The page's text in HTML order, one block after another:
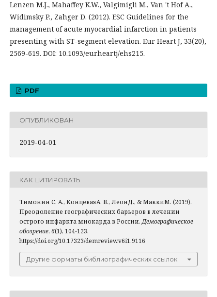
Lenzen M.J., Mahaffey K.W., Valgimigli M., Van 't Hof A.,
Widimsky P., Zahger D. (2012). ESC Guidelines for the
management of acute myocardial infarction in patients
presenting with ST-segment elevation. Eur Heart J, 33(20),
2569-619. DOI: 10.1093/eurheartj/ehs215.
PDF
ОПУБЛИКОВАН
2019-04-01
КАК ЦИТИРОВАТЬ
Тимонин С. А., КонцеваяА. В., ЛеонД., & МаккиМ. (2019).
Преодоление географических барьеров в лечении
острого инфаркта миокарда в России.Демографическое
обозрение, 6(1), 104-123.
https://doi.org/10.17323/demreview.v6i1.9116
Другие форматы библиографических ссылок